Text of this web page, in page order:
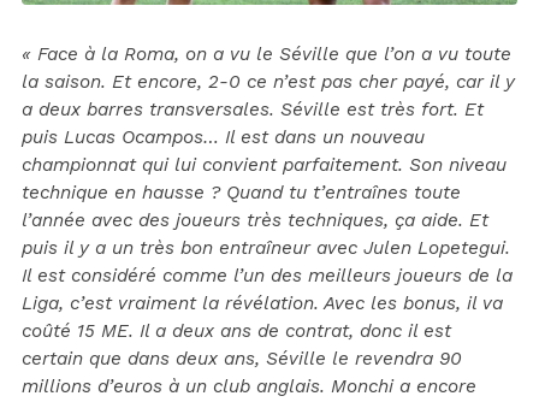
« Face à la Roma, on a vu le Séville que l’on a vu toute
la saison. Et encore, 2-0 ce n’est pas cher payé, car il y
a deux barres transversales. Séville est très fort. Et
puis Lucas Ocampos… Il est dans un nouveau
championnat qui lui convient parfaitement. Son niveau
technique en hausse ? Quand tu t’entraînes toute
l’année avec des joueurs très techniques, ça aide. Et
puis il y a un très bon entraîneur avec Julen Lopetegui.
Il est considéré comme l’un des meilleurs joueurs de la
Liga, c’est vraiment la révélation. Avec les bonus, il va
coûté 15 ME. Il a deux ans de contrat, donc il est
certain que dans deux ans, Séville le revendra 90
millions d’euros à un club anglais. Monchi a encore